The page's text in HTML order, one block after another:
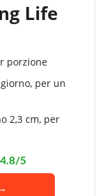
Life
porzione
per un
2,3 cm, per
4.8/5